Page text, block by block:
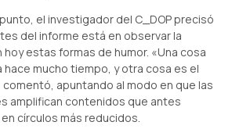
el investigador del C_DOP precisó
del informe está en observar la
hoy estas formas de humor. «Una cosa
hace mucho tiempo, y otra cosa es el
apuntando al modo en que las
amplifican contenidos que antes
círculos más reducidos.